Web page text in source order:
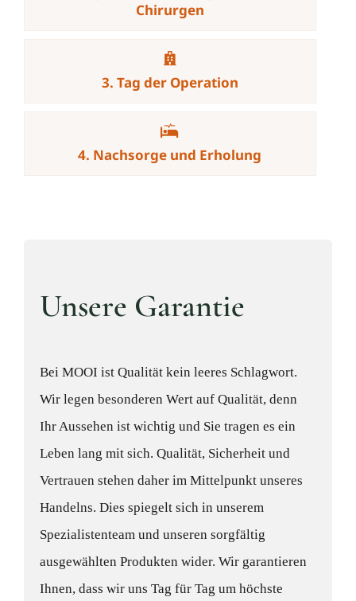
Chirurgen
3. Tag der Operation
4. Nachsorge und Erholung
Unsere Garantie
Bei MOOI ist Qualität kein leeres Schlagwort.
Wir legen besonderen Wert auf Qualität, denn
Ihr Aussehen ist wichtig und Sie tragen es ein
Leben lang mit sich. Qualität, Sicherheit und
Vertrauen stehen daher im Mittelpunkt unseres
Handelns. Dies spiegelt sich in unserem
Spezialistenteam und unseren sorgfältig
ausgewählten Produkten wider. Wir garantieren
Ihnen, dass wir uns Tag für Tag um höchste